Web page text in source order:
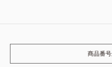
商品番